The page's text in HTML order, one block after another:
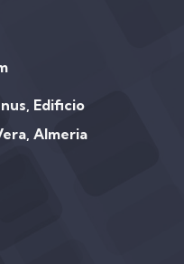
Edificio
Almeria